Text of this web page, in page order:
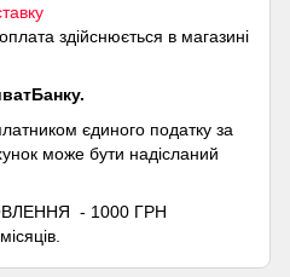
оплата здійснюється в магазині
єдиного податку за
може бути надісланий
- 1000 ГРН